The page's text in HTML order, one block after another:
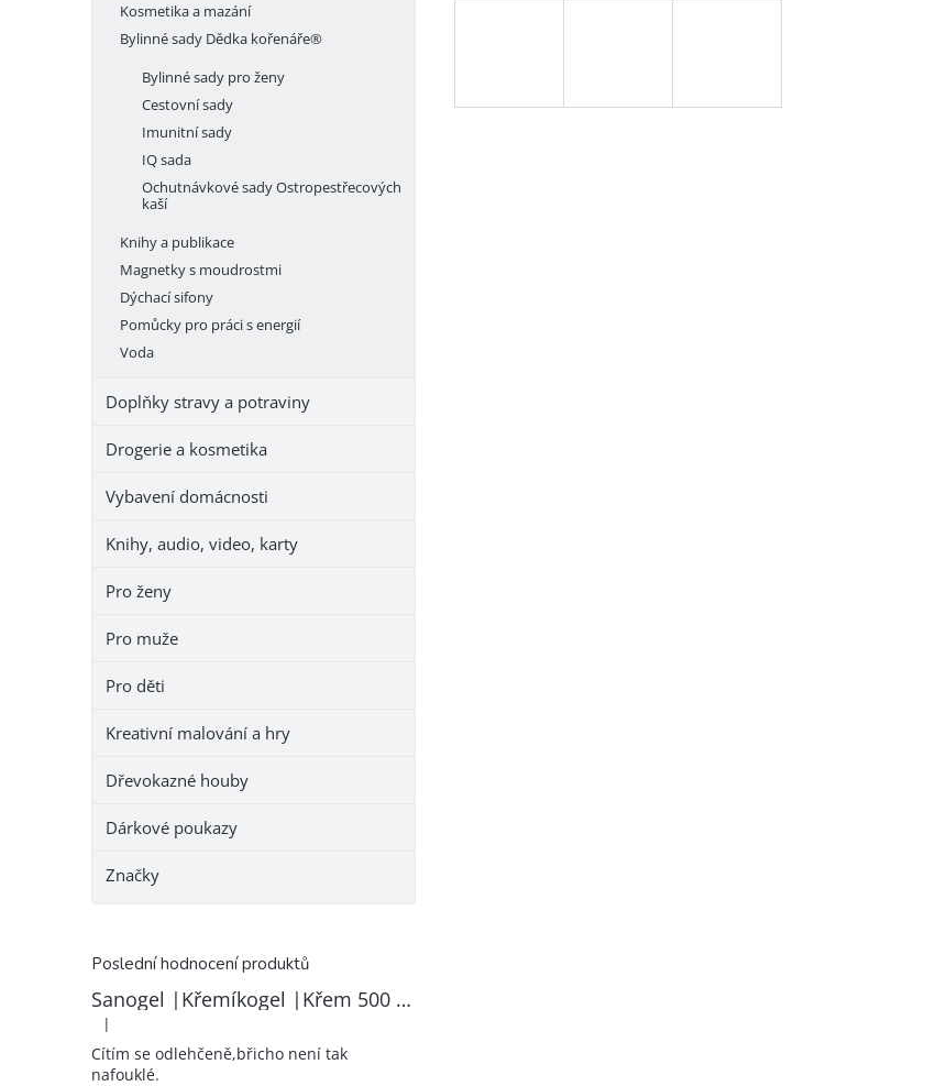
Kosmetika a mazání
Bylinné sady Dědka kořenáře®
Bylinné sady pro ženy
Cestovní sady
Imunitní sady
IQ sada
Ochutnávkové sady Ostropestřecových
kaší
Knihy a publikace
Magnetky s moudrostmi
Dýchací sifony
Pomůcky pro práci s energií
Voda
Doplňky stravy a potraviny
Drogerie a kosmetika
Vybavení domácnosti
Knihy, audio, video, karty
Pro ženy
Pro muže
Pro děti
Kreativní malování a hry
Dřevokazné houby
Dárkové poukazy
Značky
Poslední hodnocení produktů
Sanogel |Křemíkogel |Křem 500 ml
Hodnocení produktu je 5 z 5 hvězdiček.
|
Cítím se odlehčeně,břicho není tak
nafouklé.